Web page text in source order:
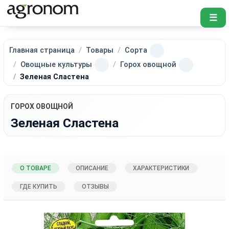
☰
Главная страница Товары
Сорта
Овощные культуры
Горох овощной
Зеленая Сластена
ГОРОХ ОВОЩНОЙ
Зеленая Сластена
О ТОВАРЕ ОПИСАНИЕ ХАРАКТЕРИСТИКИ
ГДЕ КУПИТЬ ОТЗЫВЫ